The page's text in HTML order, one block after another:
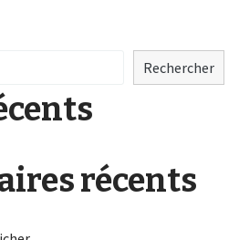
Rechercher
récents